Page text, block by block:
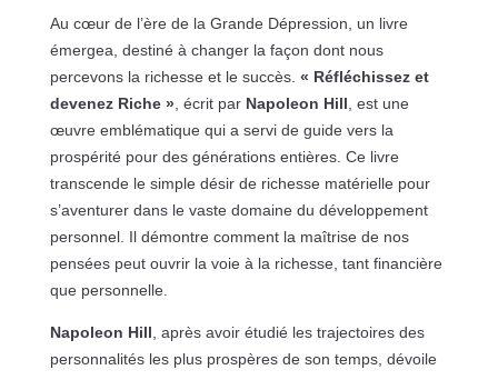
Au cœur de l’ère de la Grande Dépression, un livre
émergea, destiné à changer la façon dont nous
percevons la richesse et le succès. « Réfléchissez et
devenez Riche », écrit par Napoleon Hill , est une
œuvre emblématique qui a servi de guide vers la
prospérité pour des générations entières. Ce livre
transcende le simple désir de richesse matérielle pour
s’aventurer dans le vaste domaine du développement
personnel. Il démontre comment la maîtrise de nos
pensées peut ouvrir la voie à la richesse, tant financière
que personnelle.
Napoleon Hill , après avoir étudié les trajectoires des
personnalités les plus prospères de son temps, dévoile